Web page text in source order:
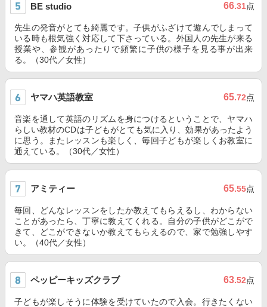
BE studio 66.31点
先生の発音がとても綺麗です。子供がふざけて遊んでしまって
いる時も根気強く対応して下さっている。外国人の先生が来る
授業や、参観があったりで頻繁に子供の様子を見る事が出来
る。（30代／女性）
ヤマハ英語教室 65.72点
音楽を通して英語のリズムを身につけるということで、ヤマハ
らしい教材のCDは子どもがとても気に入り、効果があったよう
に思う。またレッスンも楽しく、毎回子どもが楽しくお教室に
通えている。（30代／女性）
アミティー 65.55点
毎回、どんなレッスンをしたか教えてもらえるし、わからない
ことがあったら、丁寧に教えてくれる。自分の子供がどこがで
きて、どこができないか教えてもらえるので、家で勉強しやす
い。（40代／女性）
ペッピーキッズクラブ 63.52点
子どもが楽しそうに体験を受けていたので入会。行きたくない